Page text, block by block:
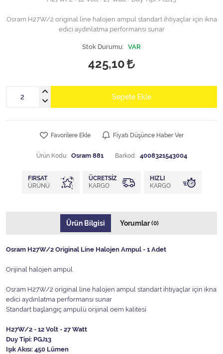
Osram H27W/2 original line halojen ampul standart ihtiyaçlar için ikna
edici aydınlatma performansı sunar
Stok Durumu: VAR
425,10
Sepete Ekle
Favorilere Ekle Fiyatı Düşünce Haber Ver
Ürün Kodu: Osram 881 Barkod: 4008321543004
FIRSAT
ÜRÜNÜ
ÜCRETSIZ
KARGO
HIZLI
KARGO
Ürün Bilgisi Yorumlar(0)
Osram H27W/2 Original Line Halojen Ampul - 1 Adet
Orijinal halojen ampul
Osram H27W/2 original line halojen ampul standart ihtiyaçlar için ikna
edici aydınlatma performansı sunar
Standart başlangıç ampulü orijinal oem kalitesi
H27W/2 - 12 Volt - 27 Watt
Duy Tipi: PGJ13
Işık Akısı: 450 Lümen